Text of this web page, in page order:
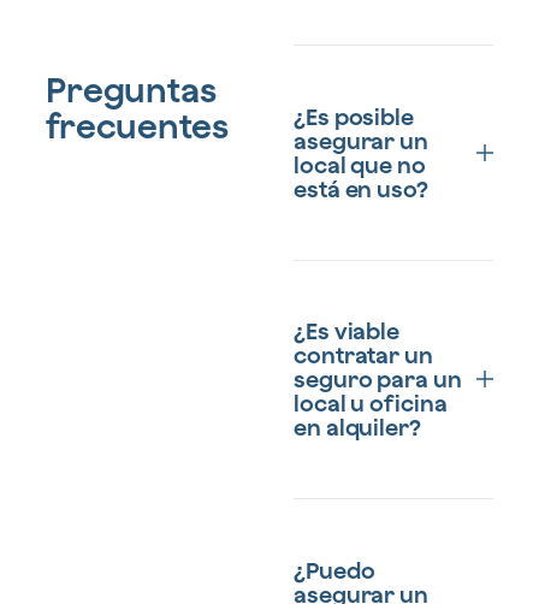
io y
Oficina
Preguntas
frecuentes
¿Es posible
asegurar un
local que no
está en uso?
contenido, aunque no
haya actividad
comercial. Algunas
aseguradoras pueden
ajustar las primas para
¿Es viable
contratar un
seguro para un
local u oficina
en alquiler?
tus activos y
¿Puedo
asegurar un